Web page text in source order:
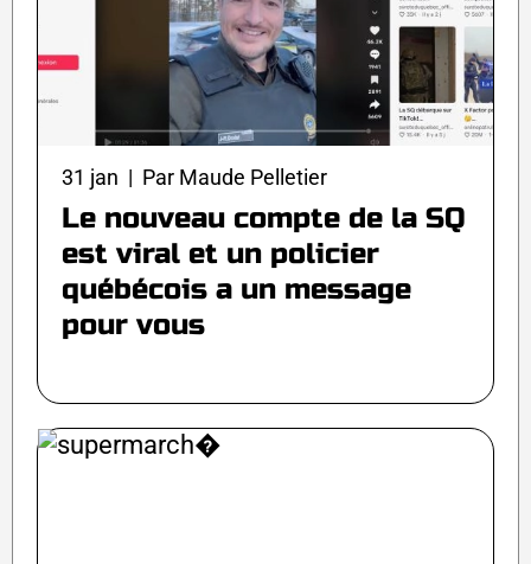
31 jan | Par Maude Pelletier
Le nouveau compte de la SQ
est viral et un policier
québécois a un message
pour vous